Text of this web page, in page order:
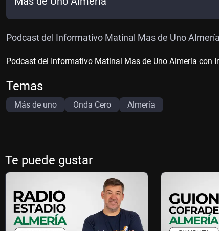
Podcast del Informativo Matinal Mas de Uno
Podcast del Informativo Matinal Mas de Uno Almería con
Temas
Más de uno Onda Cero Almería
Te puede gustar